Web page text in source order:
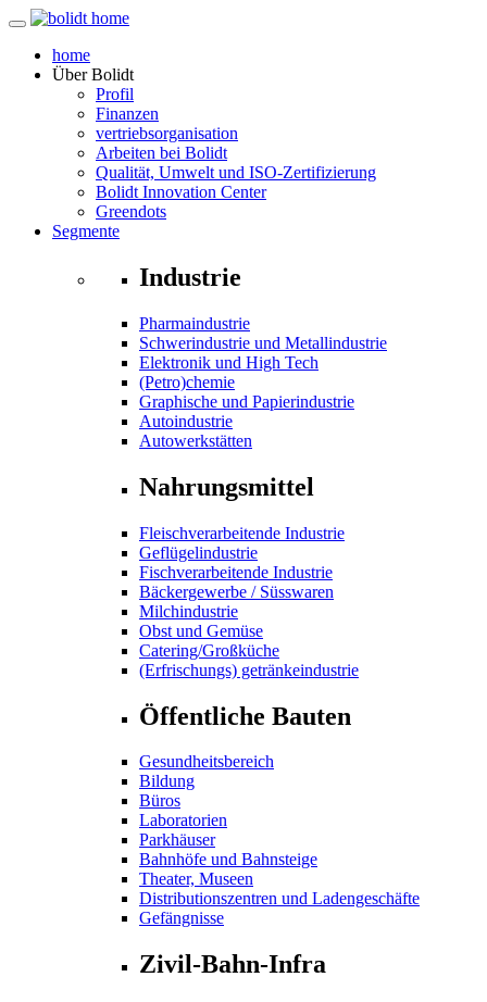
home
ÜberBolidt
Profil
Finanzen
vertriebsorganisation
Arbeiten bei Bolidt
Qualität, Umwelt und ISO-Zertifizierung
Bolidt Innovation Center
Greendots
Segmente
Industrie
Pharmaindustrie
Schwerindustrie und Metallindustrie
Elektronik und High Tech
(Petro)chemie
Graphische und Papierindustrie
Autoindustrie
Autowerkstätten
Nahrungsmittel
Fleischverarbeitende Industrie
Geflügelindustrie
Fischverarbeitende Industrie
Bäckergewerbe / Süsswaren
Milchindustrie
Obst und Gemüse
Catering/Großküche
(Erfrischungs) getränkeindustrie
Öffentliche Bauten
Gesundheitsbereich
Bildung
Büros
Laboratorien
Parkhäuser
Bahnhöfe und Bahnsteige
Theater, Museen
Distributionszentren und Ladengeschäfte
Gefängnisse
Zivil-Bahn-Infra